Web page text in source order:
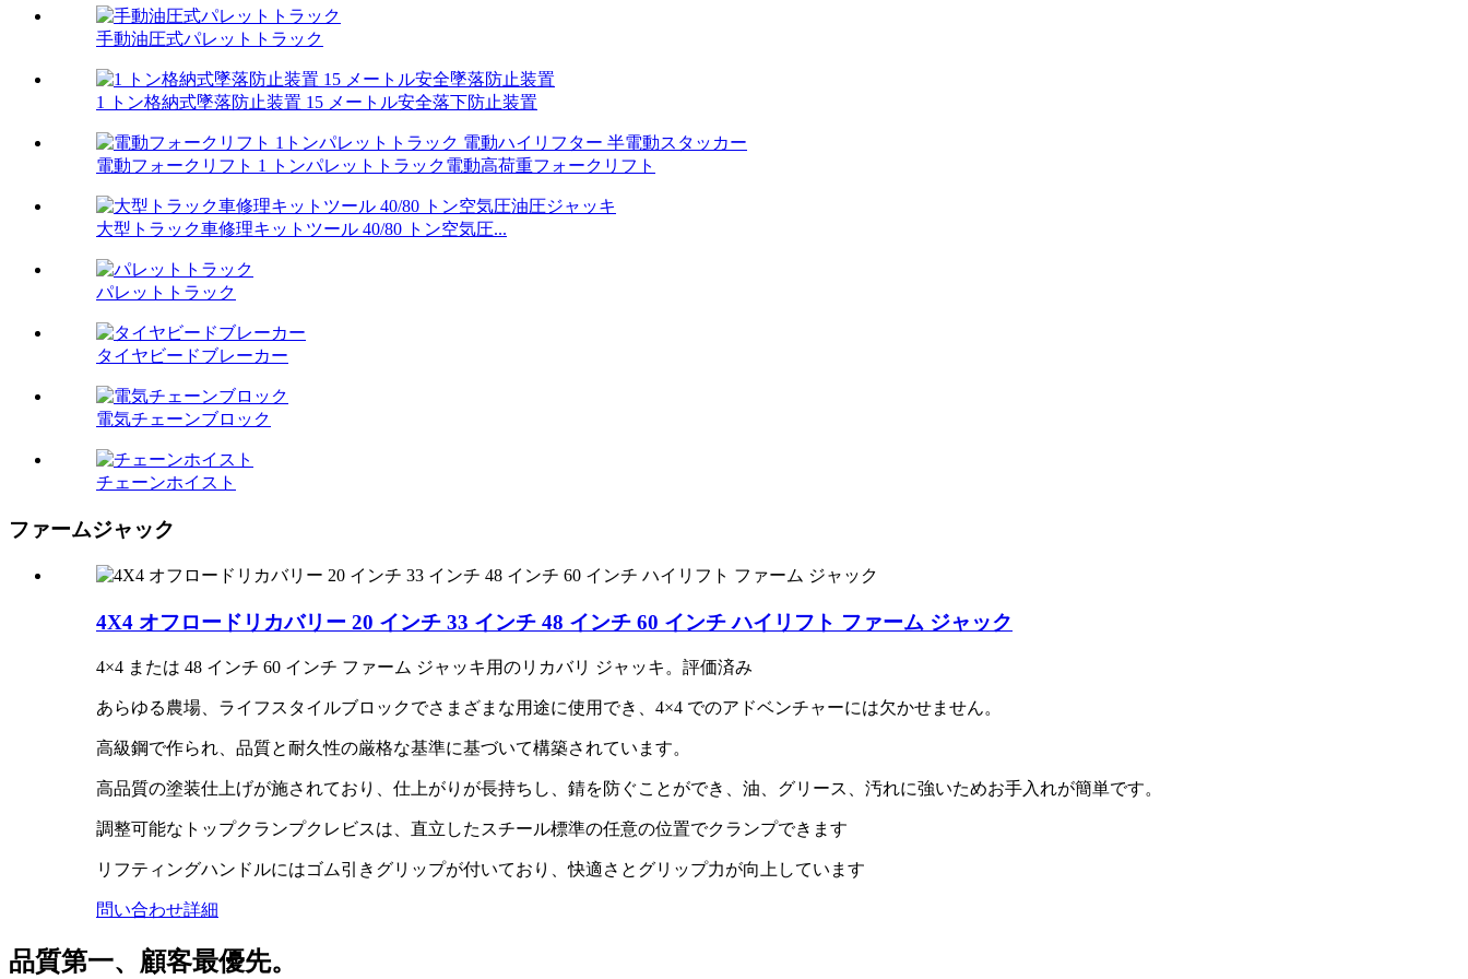
手動油圧式パレットトラック
1 トン格納式墜落防止装置 15 メートル安全落下防止装置
電動フォークリフト 1 トンパレットトラック電動高荷重フォークリフト
大型トラック車修理キットツール 40/80 トン空気圧...
パレットトラック
タイヤビードブレーカー
電気チェーンブロック
チェーンホイスト
ファームジャック
4X4 オフロードリカバリー 20 インチ 33 インチ 48 インチ 60 インチ ハイリフト ファーム ジャック
4×4 または 48 インチ 60 インチ ファーム ジャッキ用のリカバリ ジャッキ。評価済み
あらゆる農場、ライフスタイルブロックでさまざまな用途に使用でき、4×4 でのアドベンチャーには欠かせません。
高級鋼で作られ、品質と耐久性の厳格な基準に基づいて構築されています。
高品質の塗装仕上げが施されており、仕上がりが長持ちし、錆を防ぐことができ、油、グリース、汚れに強いためお手入れが簡単です。
調整可能なトップクランプクレビスは、直立したスチール標準の任意の位置でクランプできます
リフティングハンドルにはゴム引きグリップが付いており、快適さとグリップ力が向上しています
問い合わせ詳細
品質第一、顧客最優先。